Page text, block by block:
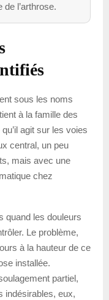
l’arthrose.
sous les noms
à la famille des
agit sur les voies
central, un peu
mais avec une
chez
quand les douleurs
Le problème,
à la hauteur de ce
installée.
partiel,
indésirables, eux,